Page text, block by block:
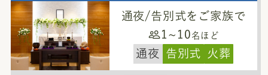
通夜/告別式をご家族で
1~10 名ほど
通夜 告別式 火葬